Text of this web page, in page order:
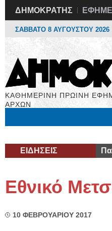
ΔΗΜΟΚΡΑΤΗΣ
ΣΑΒΒΑΤΟ 8 ΑΥΓΟΥΣΤΟΥ 2026
ΚΑΘΗΜΕΡΙΝΗ ΠΡΩΙΝΗ
ΑΡΧΩΝ
ΕΙΔΗΣΕΙΣ
Εθνικό
10 ΦΕΒΡΟΥΑΡΙΟΥ 2017